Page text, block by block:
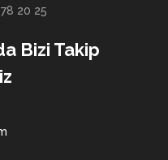
20 25
Bizi Takip